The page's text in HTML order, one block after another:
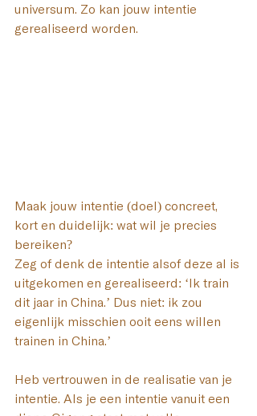
universum. Zo kan jouw intentie
gerealiseerd worden.
Maak jouw intentie (doel) concreet,
kort en duidelijk: wat wil je precies
bereiken?
Zeg of denk de intentie alsof deze al is
uitgekomen en gerealiseerd: ‘Ik train
dit jaar in China.’ Dus niet: ik zou
eigenlijk misschien ooit eens willen
trainen in China.’
Heb vertrouwen in de realisatie van je
intentie. Als je een intentie vanuit een